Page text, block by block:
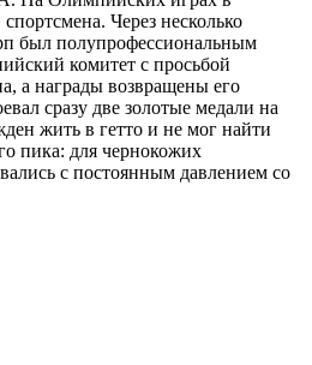
Через несколько
был полупрофессиональным
комитет с просьбой
а награды возвращены его
сразу две золотые медали на
жить в гетто и не мог найти
пика: для чернокожих
с постоянным давлением со